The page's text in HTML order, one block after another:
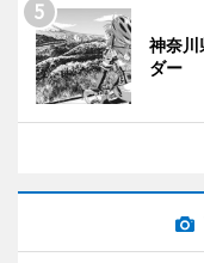
神奈川
ダー